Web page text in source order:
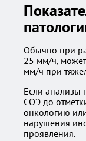
Обычно при
25 мм/ч,
мм/ч при
Если анализы
СОЭ до
онкологию
нарушения
проявления.